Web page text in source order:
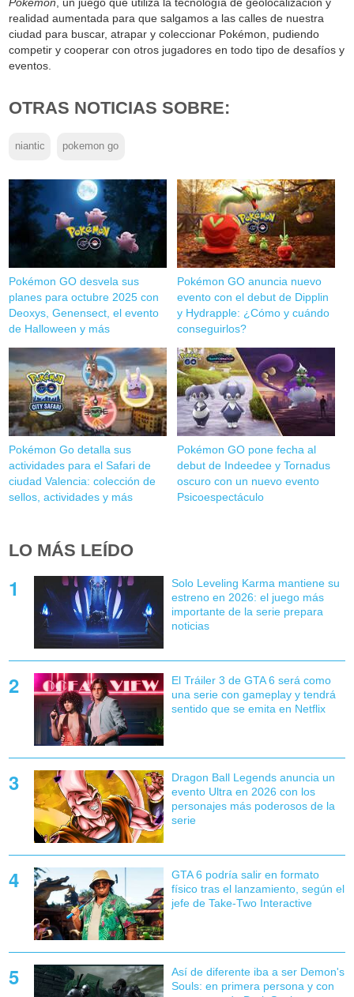
realidad aumentada para que salgamos a las calles de nuestra
ciudad para buscar, atrapar y coleccionar Pokémon, pudiendo
competir y cooperar con otros jugadores en todo tipo de desafíos y
eventos.
OTRAS NOTICIAS SOBRE:
niantic pokemon go
Pokémon GO desvela sus
planes para octubre 2025 con
Deoxys, Genensect, el evento
de Halloween y más
Pokémon GO anuncia nuevo
evento con el debut de Dipplin
y Hydrapple: ¿Cómo y cuándo
conseguirlos?
Pokémon Go detalla sus
actividades para el Safari de
ciudad Valencia: colección de
sellos, actividades y más
Pokémon GO pone fecha al
debut de Indeedee y Tornadus
oscuro con un nuevo evento
Psicoespectáculo
LO MÁS LEÍDO
Solo Leveling Karma mantiene su
estreno en 2026: el juego más
importante de la serie prepara
noticias
El Tráiler 3 de GTA 6 será como
una serie con gameplay y tendrá
sentido que se emita en Netflix
Dragon Ball Legends anuncia un
evento Ultra en 2026 con los
personajes más poderosos de la
serie
GTA 6 podría salir en formato
físico tras el lanzamiento, según el
jefe de Take-Two Interactive
Así de diferente iba a ser Demon's
Souls: en primera persona y con